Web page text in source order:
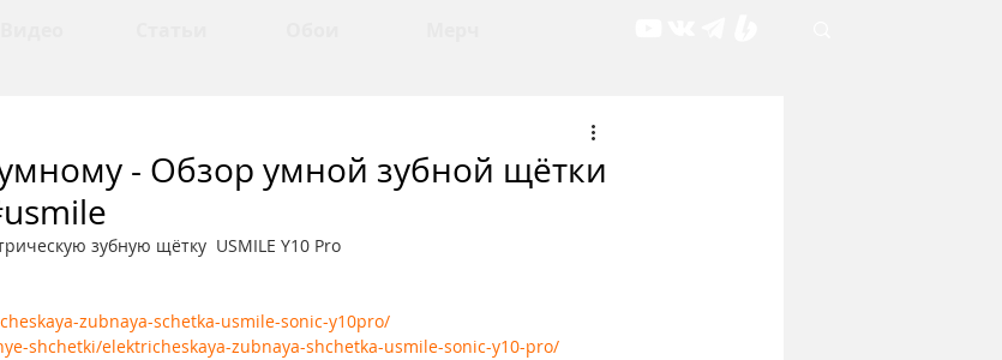
- Обзор умной зубной щётки
зубную щётку  USMILE Y10 Pro
zubnaya-schetka-usmile-sonic-y10pro/
shchetki/elektricheskaya-zubnaya-shchetka-usmile-sonic-y10-pro/